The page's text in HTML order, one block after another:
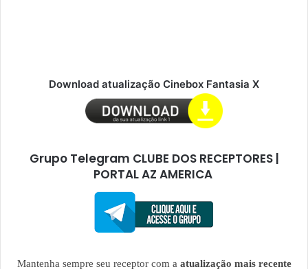
Download atualização Cinebox Fantasia X
Grupo Telegram CLUBE DOS RECEPTORES |
PORTAL AZ AMERICA
Mantenha sempre seu receptor com a atualização mais recente